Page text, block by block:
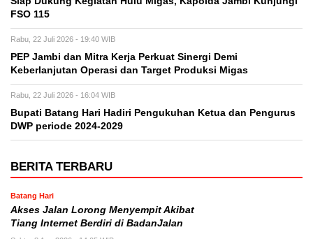
FSO 115
Rabu, 22 Juli 2026 - 19:40 WIB
PEP Jambi dan Mitra Kerja Perkuat Sinergi Demi
Keberlanjutan Operasi dan Target Produksi Migas
Rabu, 22 Juli 2026 - 16:04 WIB
Bupati Batang Hari Hadiri Pengukuhan Ketua dan Pengurus
DWP periode 2024-2029
BERITA TERBARU
Batang Hari
Akses Jalan Lorong Menyempit Akibat
Tiang Internet Berdiri di BadanJalan